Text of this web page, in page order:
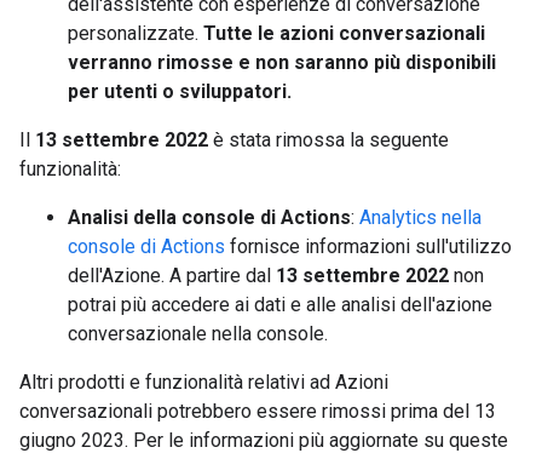
personalizzate. Tutte le azioni conversazionali
verranno rimosse e non saranno più disponibili
per utenti o sviluppatori.
Il 13 settembre 2022 è stata rimossa la seguente
funzionalità:
Analisi della console di Actions: Analytics nella
console di Actions fornisce informazioni sull'utilizzo
dell'Azione. A partire dal 13 settembre 2022 non
potrai più accedere ai dati e alle analisi dell'azione
conversazionale nella console.
Altri prodotti e funzionalità relativi ad Azioni
conversazionali potrebbero essere rimossi prima del 13
giugno 2023. Per le informazioni più aggiornate su queste